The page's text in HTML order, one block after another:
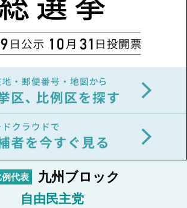
例代表 九州ブロック
自由民主党